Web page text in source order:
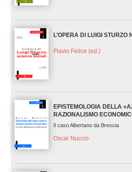
L’OPERA DI LUIGI STURZO
Flavio Felice (ed.)
EPISTEMOLOGIA DELLA
RAZIONALISMO
Il caso Albertano da Brescia
Oscar Nuccio